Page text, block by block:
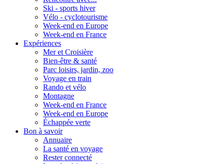
Ski - sports hiver
Vélo - cyclotourisme
Week-end en Europe
Week-end en France
Expériences
Mer et Croisière
Bien-être & santé
Parc loisirs, jardin, zoo
Voyage en train
Rando et vélo
Montagne
Week-end en France
Week-end en Europe
Échappée verte
Bon à savoir
Annuaire
La santé en voyage
Rester connecté